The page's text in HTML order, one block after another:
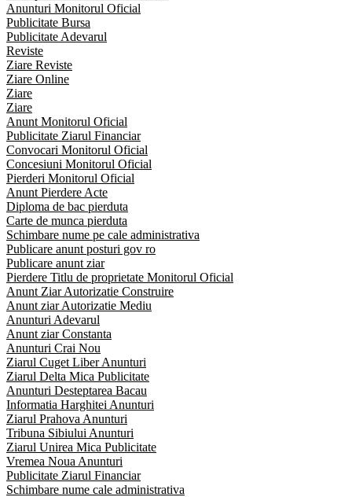
Anunturi Monitorul Oficial
Publicitate Bursa
Publicitate Adevarul
Reviste
Ziare Reviste
Ziare Online
Ziare
Ziare
Anunt Monitorul Oficial
Publicitate Ziarul Financiar
Convocari Monitorul Oficial
Concesiuni Monitorul Oficial
Pierderi Monitorul Oficial
Anunt Pierdere Acte
Diploma de bac pierduta
Carte de munca pierduta
Schimbare nume pe cale administrativa
Publicare anunt posturi gov ro
Publicare anunt ziar
Pierdere Titlu de proprietate Monitorul Oficial
Anunt Ziar Autorizatie Construire
Anunt ziar Autorizatie Mediu
Anunturi Adevarul
Anunt ziar Constanta
Anunturi Crai Nou
Ziarul Cuget Liber Anunturi
Ziarul Delta Mica Publicitate
Anunturi Desteptarea Bacau
Informatia Harghitei Anunturi
Ziarul Prahova Anunturi
Tribuna Sibiului Anunturi
Ziarul Unirea Mica Publicitate
Vremea Noua Anunturi
Publicitate Ziarul Financiar
Schimbare nume cale administrativa